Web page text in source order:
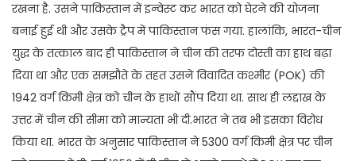
रखना है. उसने पाकिस्तान में इन्वेस्ट कर भारत को घेरने की योजना
बनाई हुई थी और उसके ट्रैप में पाकिस्तान फंस गया. हालांकि, भारत-चीन
युद्ध के तत्काल बाद ही पाकिस्तान ने चीन की तरफ दोस्ती का हाथ बढ़ा
दिया था और एक समझौते के तहत उसने विवादित कश्मीर (POK) की
1942 वर्ग किमी क्षेत्र को चीन के हाथों सौंप दिया था. साथ ही लद्दाख के
उत्तर में चीन की सीमा को मान्यता भी दी.भारत ने तब भी इसका विरोध
किया था. भारत के अनुसार पाकिस्तान ने 5300 वर्ग किमी क्षेत्र पर चीन